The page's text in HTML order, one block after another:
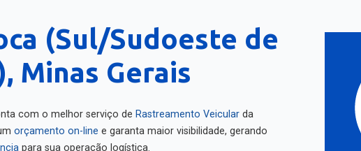
(Sul/Sudoeste de
Minas Gerais
com o melhor serviço de Rastreamento Veicular da
orçamento on-line e garanta maior visibilidade, gerando
para sua operação logística.